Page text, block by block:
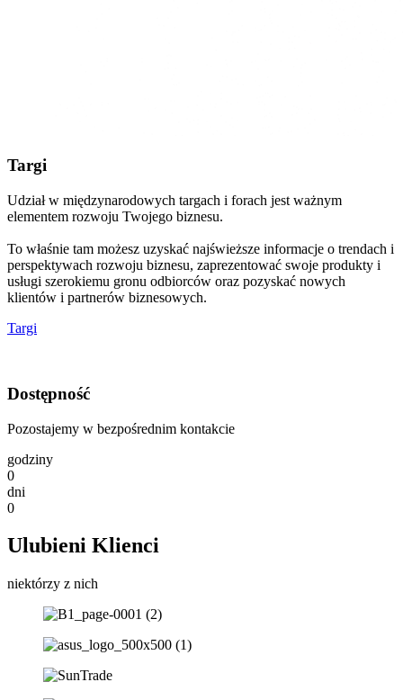
Targi
Udział w międzynarodowych targach i forach jest ważnym
elementem rozwoju Twojego biznesu.
To właśnie tam możesz uzyskać najświeższe informacje o trendach i
perspektywach rozwoju biznesu, zaprezentować swoje produkty i
usługi szerokiemu gronu odbiorców oraz pozyskać nowych
klientów i partnerów biznesowych.
Targi
Dostępność
Pozostajemy w bezpośrednim kontakcie
godziny
0
dni
0
Ulubieni Klienci
niektórzy z nich